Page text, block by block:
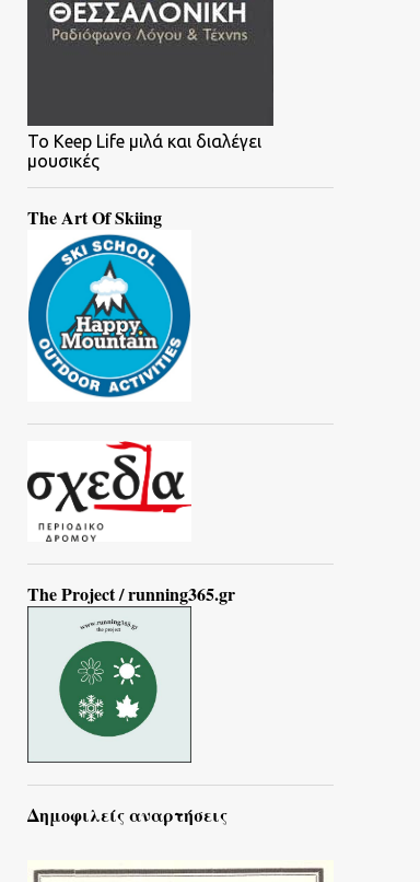
To Keep Life μιλά και διαλέγει
μουσικές
The Art Of Skiing
The Project / running365.gr
Δημοφιλείς αναρτήσεις